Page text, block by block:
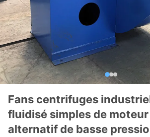
Fans centrifuges
fluidisé simples de
alternatif de basse